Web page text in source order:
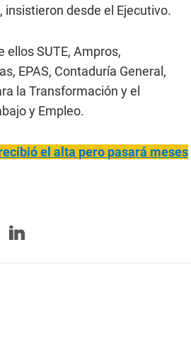
insistieron desde el Ejecutivo.
ellos SUTE, Ampros,
EPAS, Contaduría General,
la Transformación y el
y Empleo.
el alta pero pasará meses